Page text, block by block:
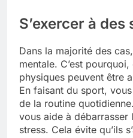
S’exercer à
Dans la majorité des
mentale. C’est
physiques peuvent être
En faisant du sport,
de la routine
vous aide à débarrasser
stress. Cela évite qu’ils